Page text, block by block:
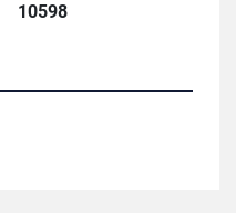
10598